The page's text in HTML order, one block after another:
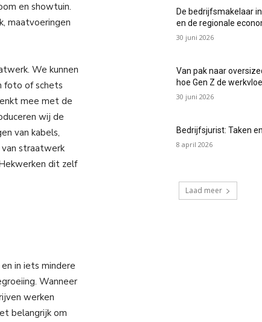
en showtuin.
maatvoeringen
We kunnen
foto of schets
mee met de
wij de
van kabels,
straatwerk
dit zelf
in iets mindere
Wanneer
werken
belangrijk om
De bedrijfsmakelaar
en de regionale
30 juni 2026
Van pak naar
hoe Gen Z de
30 juni 2026
Bedrijfsjurist: Taken
8 april 2026
Laad meer